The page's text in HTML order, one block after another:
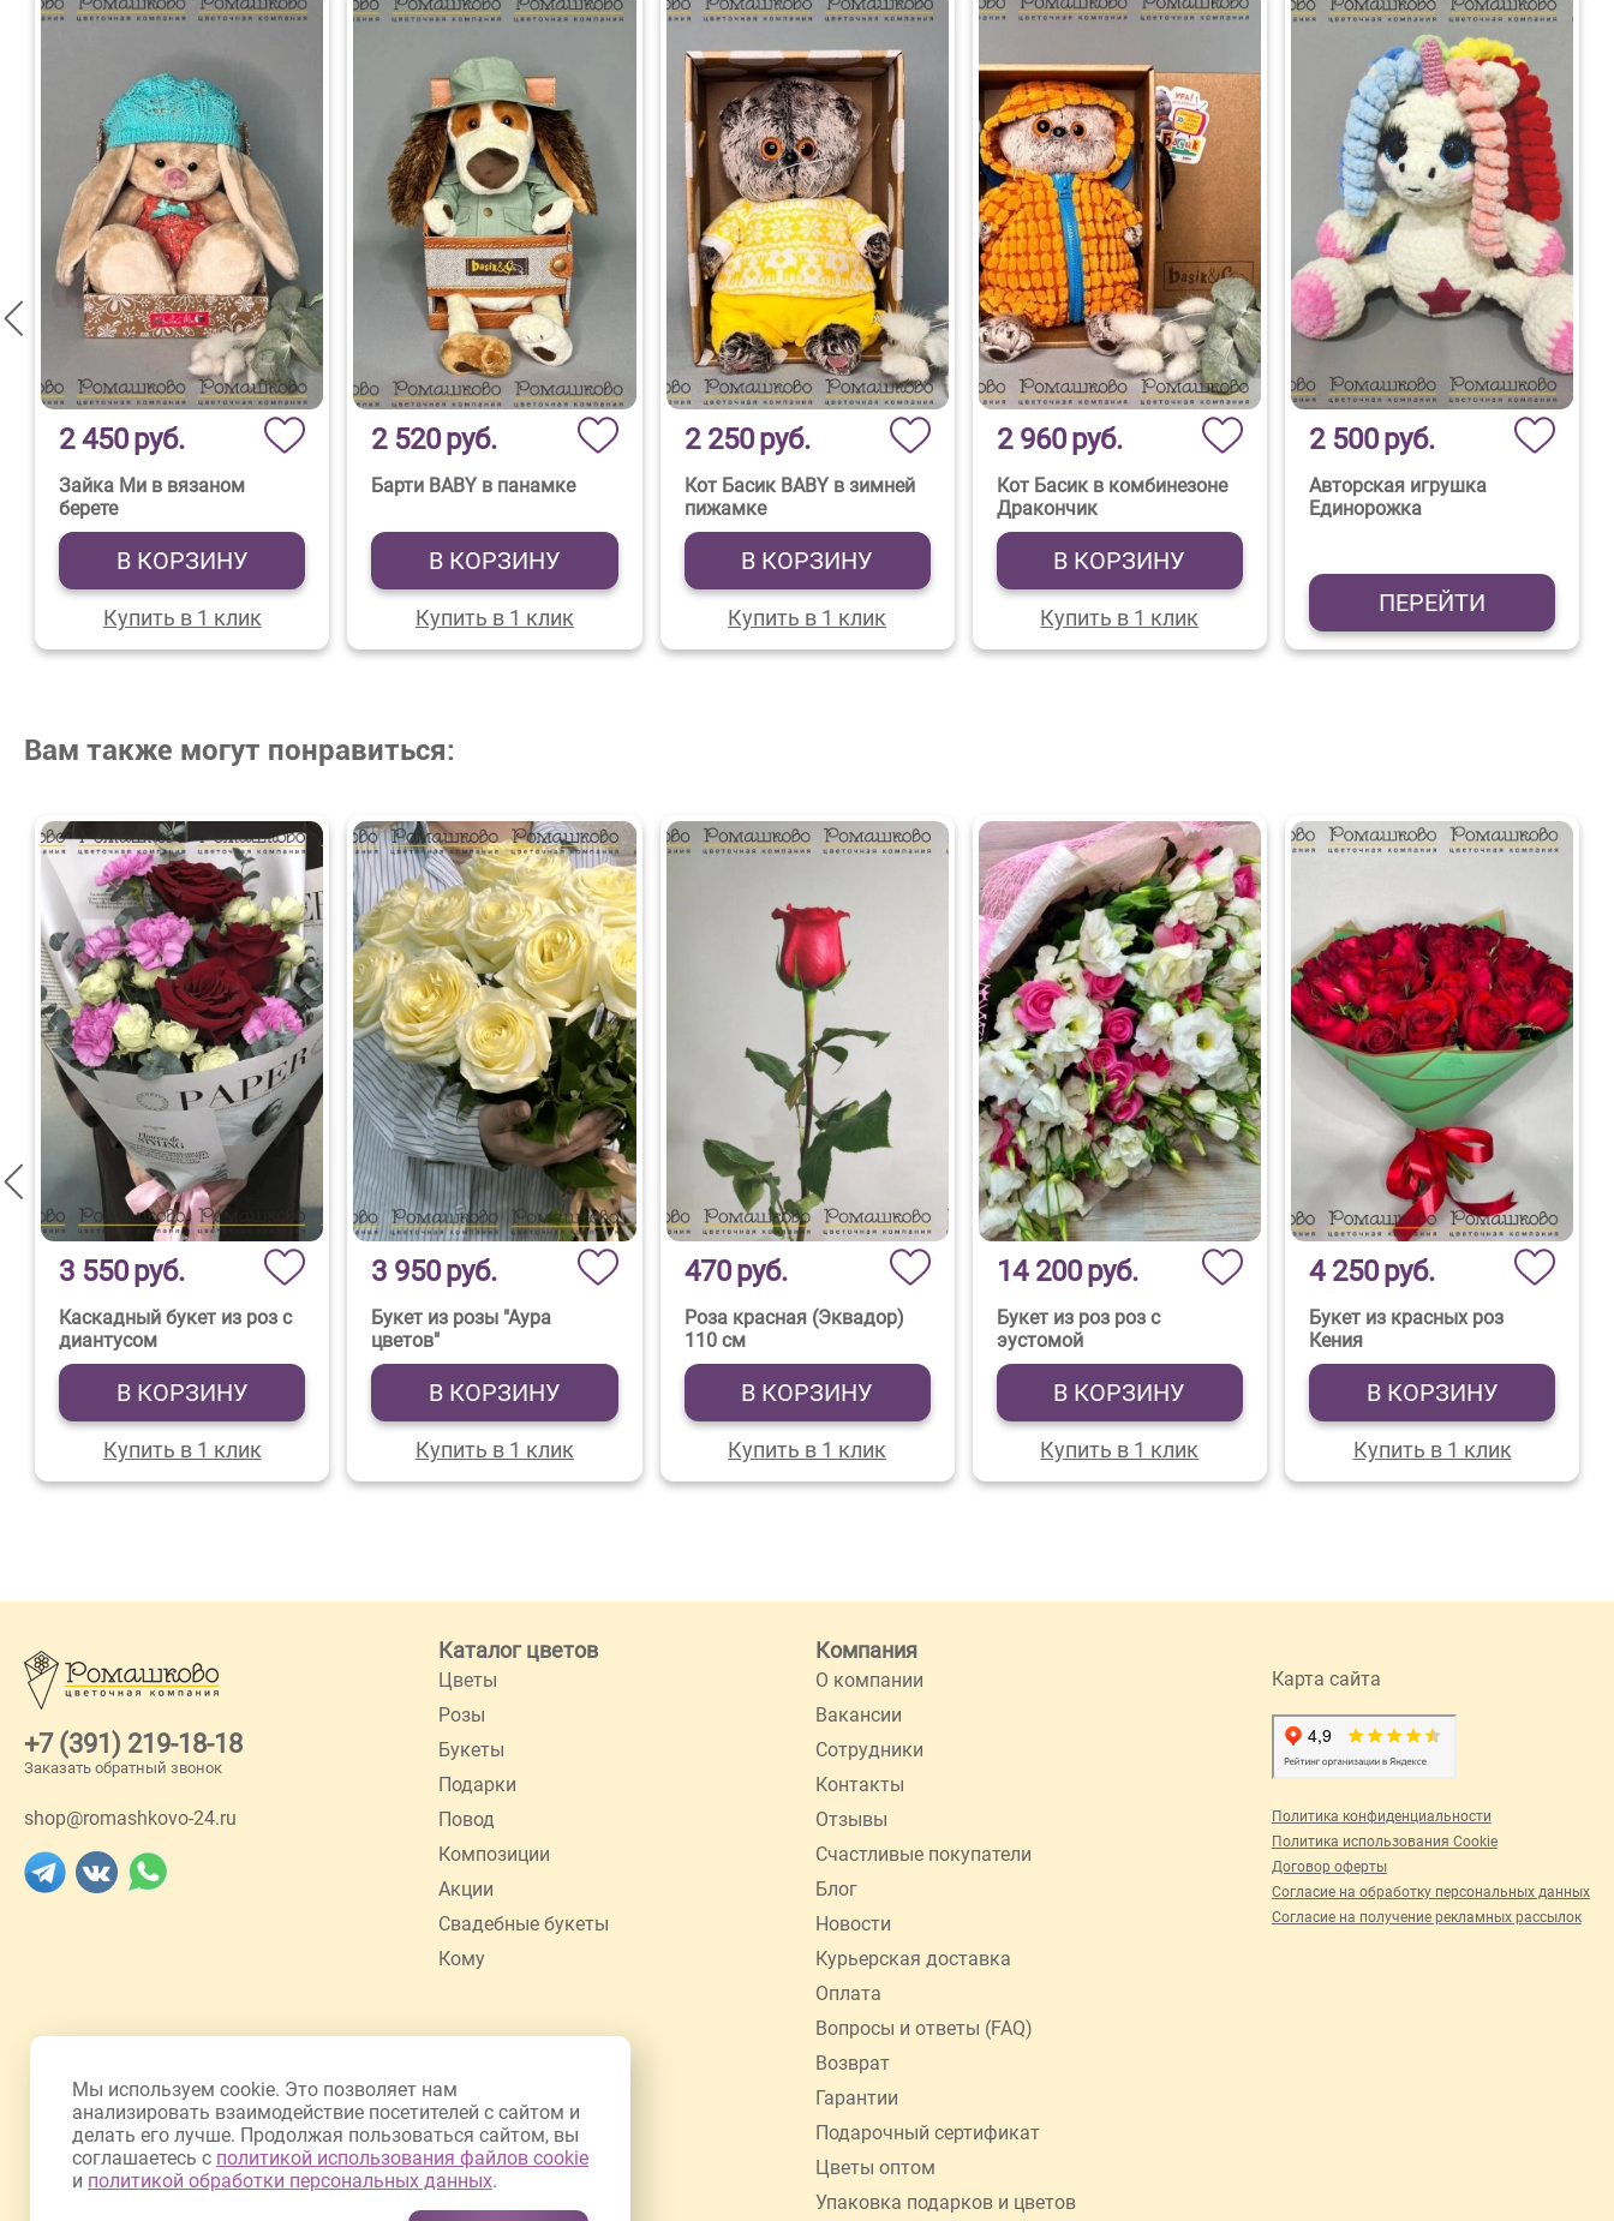
2 450руб.
Зайка Ми в вязаном
берете
В КОРЗИНУ
Купить в 1 клик
2 520руб.
Барти BABY в панамке
В КОРЗИНУ
Купить в 1 клик
2 250руб.
Кот Басик BABY в зимней
пижамке
В КОРЗИНУ
Купить в 1 клик
2 960руб.
Кот Басик в комбинезоне
Дракончик
В КОРЗИНУ
Купить в 1 клик
2 500руб.
Авторская игрушка
Единорожка
ПЕРЕЙТИ
Вам также могут понравиться:
3 550руб.
Каскадный букет из роз с
диантусом
В КОРЗИНУ
Купить в 1 клик
3 950руб.
Букет из розы "Аура
цветов"
В КОРЗИНУ
Купить в 1 клик
470руб.
Роза красная (Эквадор)
110 см
В КОРЗИНУ
Купить в 1 клик
14 200руб.
Букет из роз роз с
эустомой
В КОРЗИНУ
Купить в 1 клик
4 250руб.
Букет из красных роз
Кения
В КОРЗИНУ
Купить в 1 клик
+7 (391) 219-18-18
Заказать обратный звонок
shop@romashkovo-24.ru
Каталог цветов
Цветы
Розы
Букеты
Подарки
Повод
Композиции
Акции
Свадебные букеты
Кому
Компания
О компании
Вакансии
Сотрудники
Контакты
Отзывы
Счастливые покупатели
Блог
Новости
Курьерская доставка
Оплата
Вопросы и ответы (FAQ)
Возврат
Гарантии
Подарочный сертификат
Цветы оптом
Упаковка подарков и цветов
Карта сайта
Политика конфиденциальности
Политика использования Cookie
Договор оферты
Согласие на обработку персональных данных
Согласие на получение рекламных рассылок
Мы используем cookie. Это позволяет нам
анализировать взаимодействие посетителей с сайтом и
делать его лучше. Продолжая пользоваться сайтом, вы
соглашаетесь с политикой использования файлов cookie
и политикой обработки персональных данных.